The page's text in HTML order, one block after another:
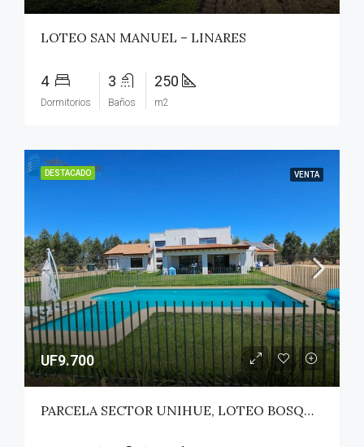
LOTEO SAN MANUEL – LINARES
4
Dormitorios
3
Baños
250
m2
DESTACADO VENTA
UF9.700
PARCELA SECTOR UNIHUE, LOTEO BOSQUES DEL VALLE – MAULE